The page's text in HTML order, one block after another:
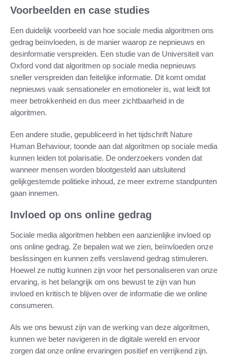
Voorbeelden en case studies
Een duidelijk voorbeeld van hoe sociale media algoritmen ons
gedrag beïnvloeden, is de manier waarop ze nepnieuws en
desinformatie verspreiden. Een studie van de Universiteit van
Oxford vond dat algoritmen op sociale media nepnieuws
sneller verspreiden dan feitelijke informatie. Dit komt omdat
nepnieuws vaak sensationeler en emotioneler is, wat leidt tot
meer betrokkenheid en dus meer zichtbaarheid in de
algoritmen.
Een andere studie, gepubliceerd in het tijdschrift Nature
Human Behaviour, toonde aan dat algoritmen op sociale media
kunnen leiden tot polarisatie. De onderzoekers vonden dat
wanneer mensen worden blootgesteld aan uitsluitend
gelijkgestemde politieke inhoud, ze meer extreme standpunten
gaan innemen.
Invloed op ons online gedrag
Sociale media algoritmen hebben een aanzienlijke invloed op
ons online gedrag. Ze bepalen wat we zien, beïnvloeden onze
beslissingen en kunnen zelfs verslavend gedrag stimuleren.
Hoewel ze nuttig kunnen zijn voor het personaliseren van onze
ervaring, is het belangrijk om ons bewust te zijn van hun
invloed en kritisch te blijven over de informatie die we online
consumeren.
Als we ons bewust zijn van de werking van deze algoritmen,
kunnen we beter navigeren in de digitale wereld en ervoor
zorgen dat onze online ervaringen positief en verrijkend zijn.